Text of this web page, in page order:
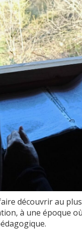
découvrir au
à une époque